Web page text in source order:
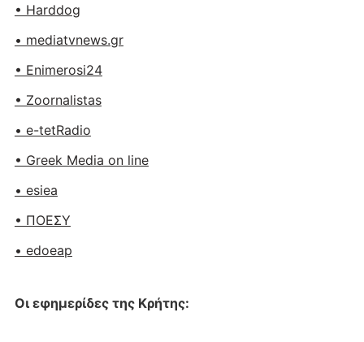
• Harddog
• mediatvnews.gr
• Enimerosi24
• Zoornalistas
• e-tetRadio
• Greek Media on line
• esiea
• ΠΟΕΣΥ
• edoeap
Οι εφημερίδες της Κρήτης: